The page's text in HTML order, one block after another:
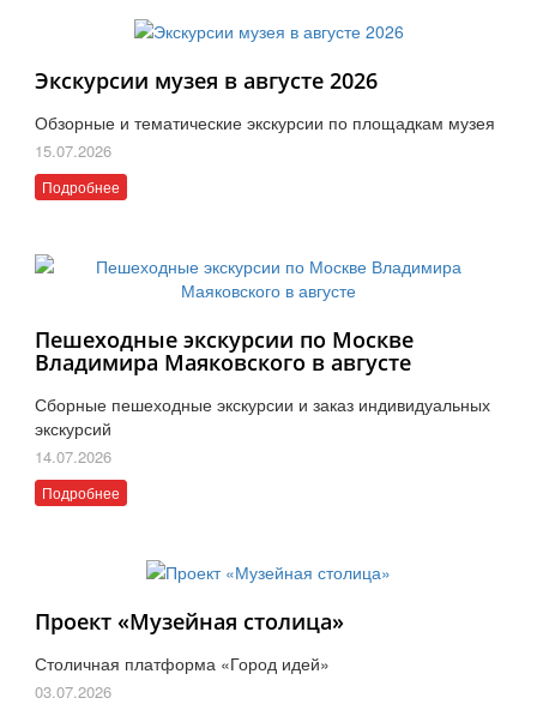
Экскурсии музея в августе 2026
Обзорные и тематические экскурсии по площадкам музея
15.07.2026
Подробнее
Пешеходные экскурсии по Москве
Владимира Маяковского в августе
Сборные пешеходные экскурсии и заказ индивидуальных
экскурсий
14.07.2026
Подробнее
Проект «Музейная столица»
Столичная платформа «Город идей»
03.07.2026